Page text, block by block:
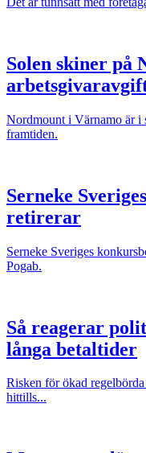
Solen skiner på
Nordmount i Värnamo är i
framtiden.
Serneke
retirerar
Serneke Sveriges
Pogab.
Så reagerar
långa betaltider
Risken för ökad
hittills...